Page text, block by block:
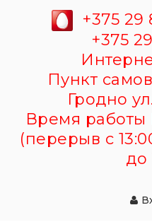
+375
+375
Пункт
Гродно
Время работы
(перерыв с
до